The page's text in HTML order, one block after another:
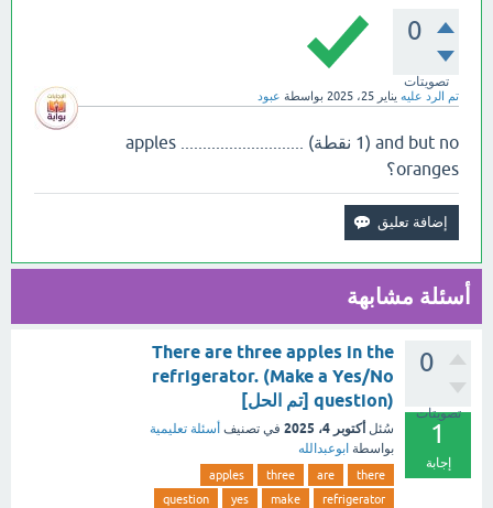
0
تصويتات
تم الرد عليه يناير 25، 2025 بواسطة عبود
and but no (1 نقطة) apples ............................
oranges؟
أسئلة مشابهة
0
تصويتات
1
إجابة
There are three apples in the
refrigerator. (Make a Yes/No
question) [تم الحل]
سُئل أكتوبر 4، 2025 في تصنيف أسئلة تعليمية
بواسطة ابوعبدالله
there
are
three
apples
refrigerator
make
yes
question